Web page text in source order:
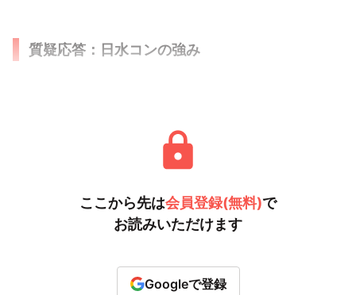
質疑応答：日水コンの強み
ここから先は会員登録(無料)で
お読みいただけます
Googleで登録